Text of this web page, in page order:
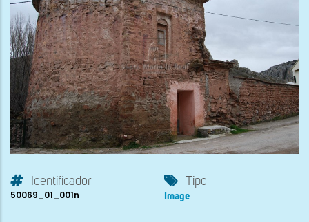
Identificador
50069_01_001n
Tipo
Image